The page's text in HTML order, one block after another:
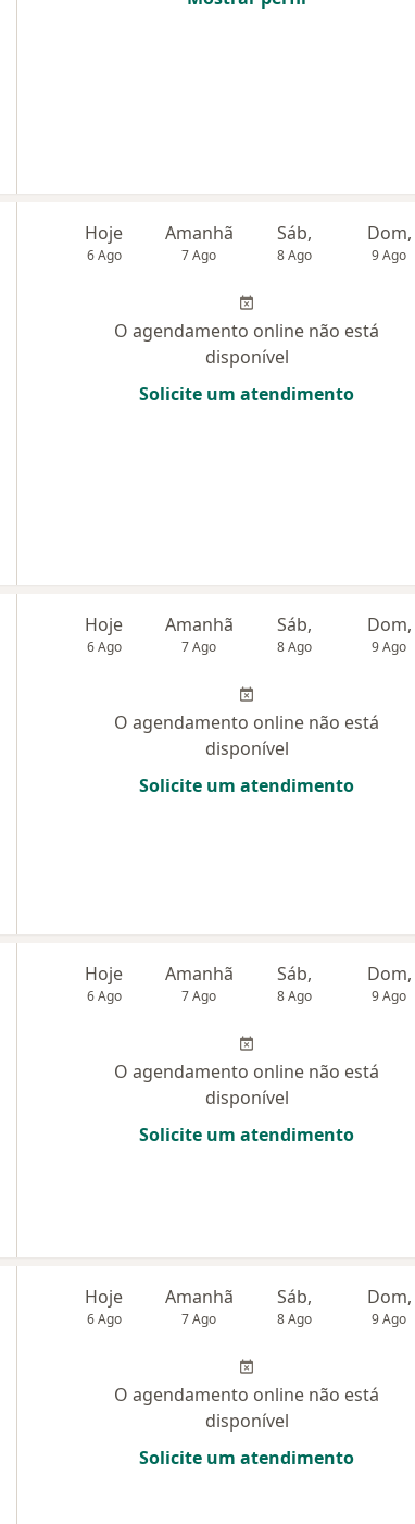
Hoje
6 Ago
Amanhã
7 Ago
Sáb,
8 Ago
Dom,
9 Ago
O agendamento online não está
disponível
Solicite um atendimento
Hoje
6 Ago
Amanhã
7 Ago
Sáb,
8 Ago
Dom,
9 Ago
O agendamento online não está
disponível
Solicite um atendimento
Hoje
6 Ago
Amanhã
7 Ago
Sáb,
8 Ago
Dom,
9 Ago
O agendamento online não está
disponível
Solicite um atendimento
Hoje
6 Ago
Amanhã
7 Ago
Sáb,
8 Ago
Dom,
9 Ago
O agendamento online não está
disponível
Solicite um atendimento